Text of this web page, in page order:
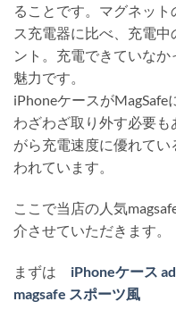
ることです。マグネッ
ス充電器に比べ、充電
ント。充電できていな
魅力です。
iPhoneケースが
わざわざ取り外す必要
がら充電速度に優れて
われています。
ここで当店の人気
介させていただきます。
まずは iPhoneケース
magsafe スポーツ風